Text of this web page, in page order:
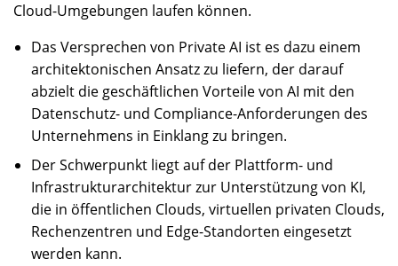
Cloud-Umgebungen laufen können.
Das Versprechen von Private AI ist es dazu einem
architektonischen Ansatz zu liefern, der darauf
abzielt die geschäftlichen Vorteile von AI mit den
Datenschutz- und Compliance-Anforderungen des
Unternehmens in Einklang zu bringen.
Der Schwerpunkt liegt auf der Plattform- und
Infrastrukturarchitektur zur Unterstützung von KI,
die in öffentlichen Clouds, virtuellen privaten Clouds,
Rechenzentren und Edge-Standorten eingesetzt
werden kann.